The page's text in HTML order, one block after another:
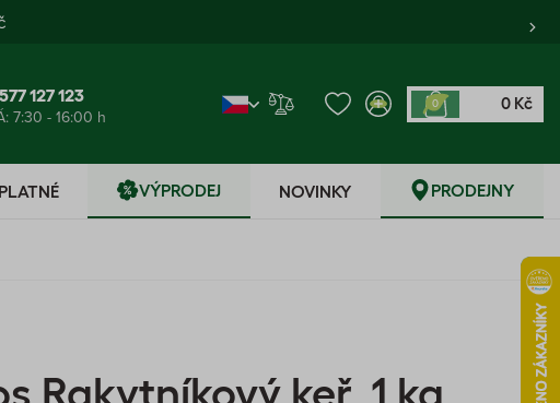
127 123
7:30 - 16:00 h
0 0 Kč
VÝPRODEJ NOVINKY PRODEJNY
Rakytníkový keř, 1 kg